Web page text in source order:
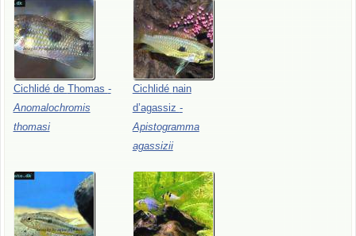
Cichlidé de Thomas -
Anomalochromis
thomasi
Cichlidé nain
d’agassiz -
Apistogramma
agassizii